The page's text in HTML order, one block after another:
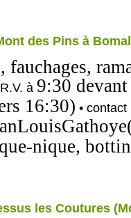
des Pins à Bomal
à 9:30
16:30) •
nique,
les Coutures